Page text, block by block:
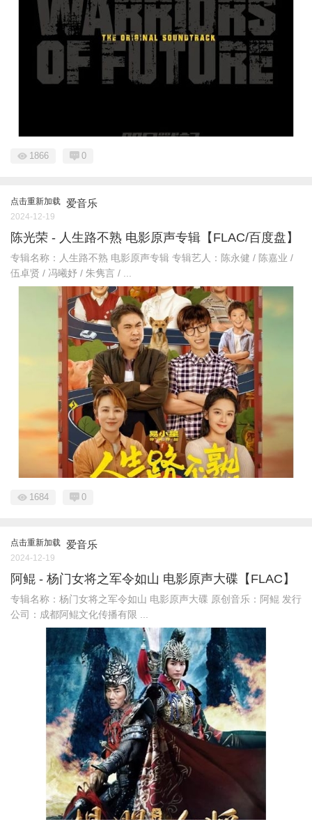
1866 0
点击重新加载 爱音乐
2024-12-19
陈光荣 - 人生路不熟 电影原声专辑【FLAC/百度盘】
专辑名称：人生路不熟 电影原声专辑 专辑艺人：陈永健 / 陈嘉业 /
伍卓贤 / 冯曦妤 / 朱隽言 / ...
1684 0
点击重新加载 爱音乐
2024-12-19
阿鲲 - 杨门女将之军令如山 电影原声大碟【FLAC】
专辑名称：杨门女将之军令如山 电影原声大碟 原创音乐：阿鲲 发行
公司：成都阿鲲文化传播有限 ...